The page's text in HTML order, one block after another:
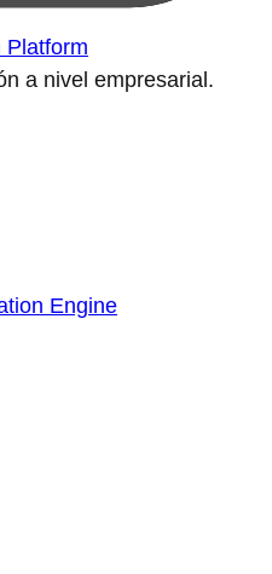
Platform
a nivel empresarial.
Engine